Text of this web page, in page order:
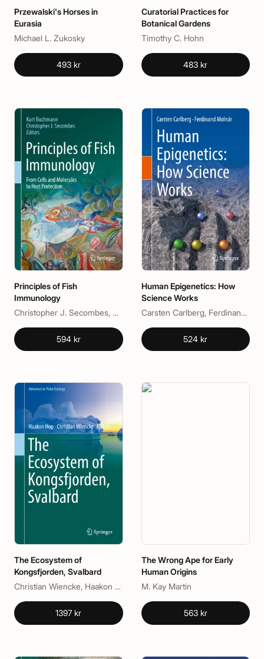
Przewalski's Horses in
Eurasia
Michael L. Zukosky
493 kr
Curatorial Practices for
Botanical Gardens
Timothy C. Hohn
483 kr
Principles of Fish
Immunology
Christopher J. Secombes, Kurt Buchmann
594 kr
Human Epigenetics: How
Science Works
Carsten Carlberg, Ferdinand Molnár
524 kr
The Ecosystem of
Kongsfjorden, Svalbard
Christian Wiencke, Haakon Hop
1397 kr
The Wrong Ape for Early
Human Origins
M. Kay Martin
563 kr